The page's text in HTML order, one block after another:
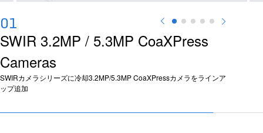
01
SWIR 3.2MP / 5.3MP CoaXPress
Cameras
SWIRカメラシリーズに冷却3.2MP/5.3MP CoaXPressカメラをラインア
ップ追加
02
SWIR 0.3MP / 1.3MP PoE Cameras
SWIRカメラシリーズに非冷却0.3MP/1.3MP PoEカメラをラインアップ
追加
03
GVIF Camera Series
GVIFカメラシリーズに3.2MPカメラをラインアップ追加
04
3CMOS Sensor Camera
5MP 3CMOSセンサCoaXPressカメラをラインアップ
05
14MP CoaXPress Camera
CoaXPressカメラシリーズに14MPカメラをラインアップ追加